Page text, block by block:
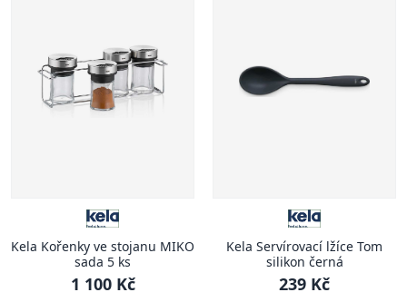
Kela Kořenky ve stojanu MIKO
sada 5 ks
1 100 Kč
Kela Servírovací lžíce Tom
silikon černá
239 Kč